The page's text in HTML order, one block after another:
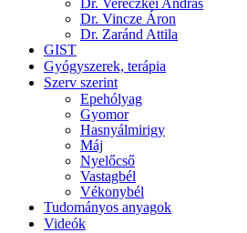
Dr. Vereczkei András
Dr. Vincze Áron
Dr. Zaránd Attila
GIST
Gyógyszerek, terápia
Szerv szerint
Epehólyag
Gyomor
Hasnyálmirigy
Máj
Nyelőcső
Vastagbél
Vékonybél
Tudományos anyagok
Videók